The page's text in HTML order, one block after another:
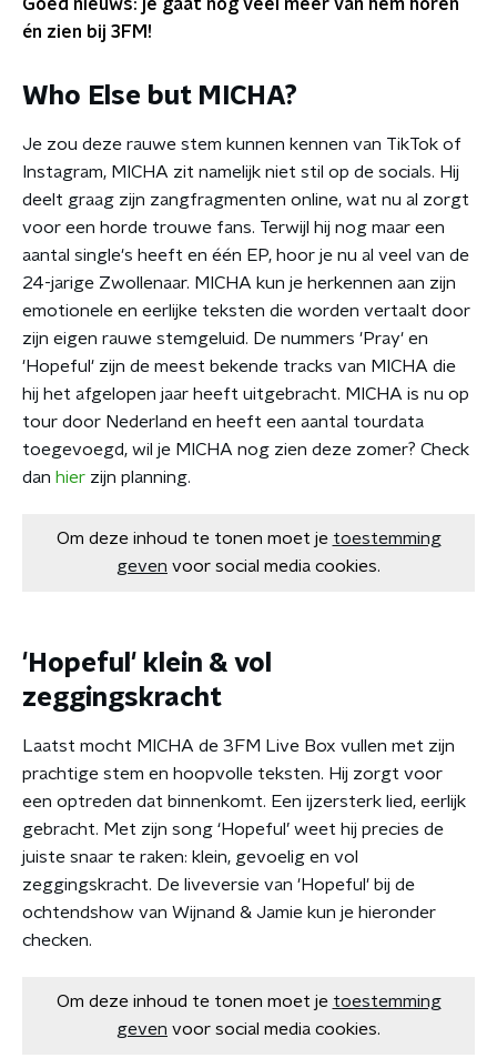
Goed nieuws: je gaat nog veel meer van hem horen
én zien bij 3FM!
Who Else but MICHA?
Je zou deze rauwe stem kunnen kennen van TikTok of
Instagram, MICHA zit namelijk niet stil op de socials. Hij
deelt graag zijn zangfragmenten online, wat nu al zorgt
voor een horde trouwe fans. Terwijl hij nog maar een
aantal single's heeft en één EP, hoor je nu al veel van de
24-jarige Zwollenaar. MICHA kun je herkennen aan zijn
emotionele en eerlijke teksten die worden vertaalt door
zijn eigen rauwe stemgeluid. De nummers 'Pray' en
'Hopeful' zijn de meest bekende tracks van MICHA die
hij het afgelopen jaar heeft uitgebracht. MICHA is nu op
tour door Nederland en heeft een aantal tourdata
toegevoegd, wil je MICHA nog zien deze zomer? Check
dan hier zijn planning.
Om deze inhoud te tonen moet je toestemming
geven voor social media cookies.
'Hopeful' klein & vol
zeggingskracht
Laatst mocht MICHA de 3FM Live Box vullen met zijn
prachtige stem en hoopvolle teksten. Hij zorgt voor
een optreden dat binnenkomt. Een ijzersterk lied, eerlijk
gebracht. Met zijn song ‘Hopeful’ weet hij precies de
juiste snaar te raken: klein, gevoelig en vol
zeggingskracht. De liveversie van 'Hopeful' bij de
ochtendshow van Wijnand & Jamie kun je hieronder
checken.
Om deze inhoud te tonen moet je toestemming
geven voor social media cookies.